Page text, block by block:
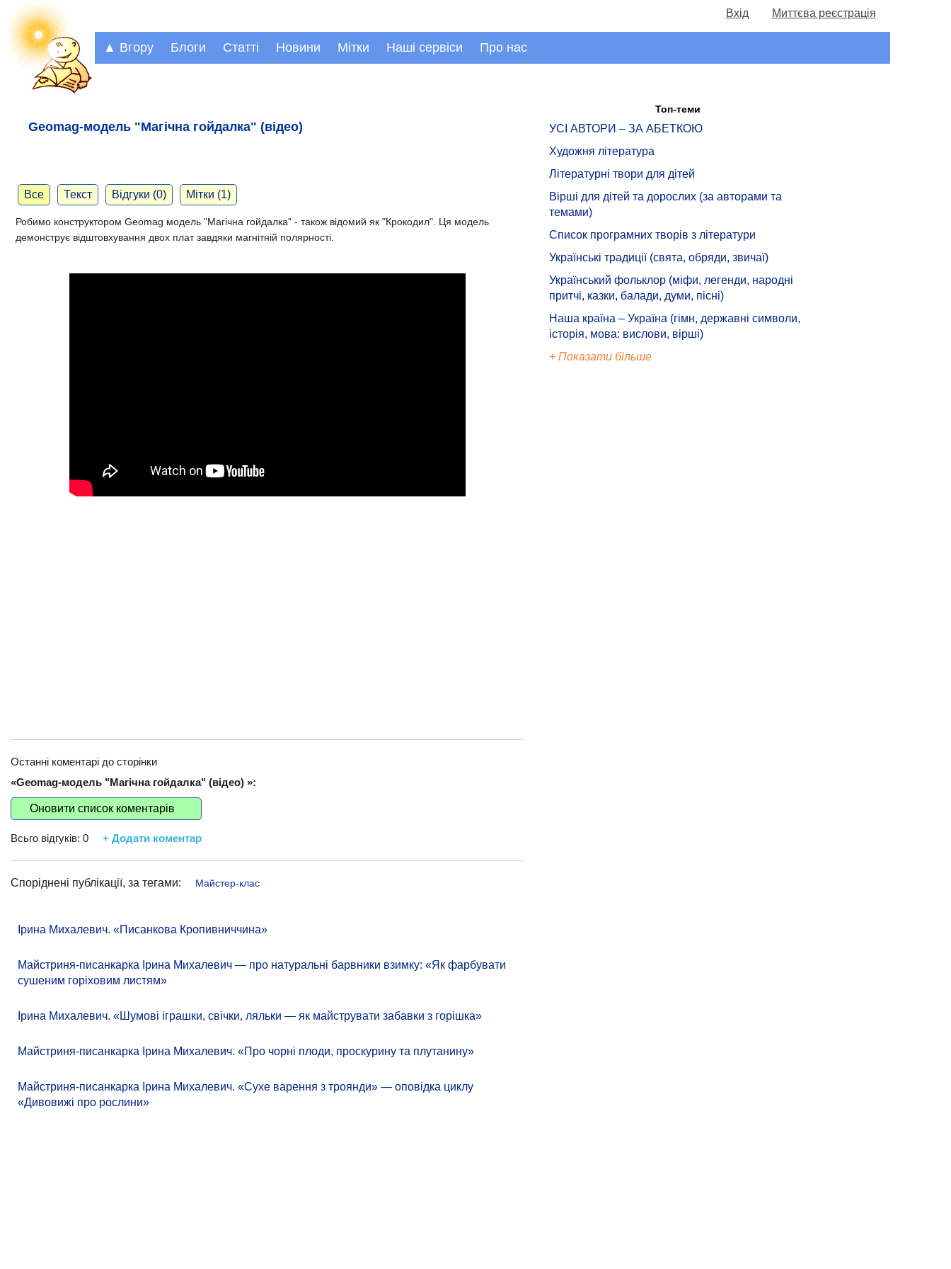
Вхід Миттєва реєстрація
▲ Вгору Блоги Статті Новини Мітки Наші сервіси Про нас
Geomag-модель "Магічна гойдалка" (відео)
Все Текст Відгуки (0) Мітки (1)
Робимо конструктором Geomag модель "Магічна гойдалка" - також відомий як "Крокодил". Ця модель
демонструє відштовхування двох плат завдяки магнітній полярності.
Останні коментарі до сторінки
«Geomag-модель "Магічна гойдалка" (відео) »:
Оновити список коментарів
Всьго відгуків: 0 + Додати коментар
Споріднені публікації, за тегами: Майстер-клас
Ірина Михалевич. «Писанкова Кропивниччина»
Майстриня-писанкарка Ірина Михалевич — про натуральні барвники взимку: «Як фарбувати
сушеним горіховим листям»
Ірина Михалевич. «Шумові іграшки, свічки, ляльки — як майструвати забавки з горішка»
Майстриня-писанкарка Ірина Михалевич. «Про чорні плоди, проскурину та плутанину»
Майстриня-писанкарка Ірина Михалевич. «Сухе варення з троянди» — оповідка циклу
«Дивовижі про рослини»
Топ-теми
УСІ АВТОРИ – ЗА АБЕТКОЮ
Художня література
Літературні твори для дітей
Вірші для дітей та дорослих (за авторами та
темами)
Список програмних творів з літератури
Українські традиції (свята, обряди, звичаї)
Український фольклор (міфи, легенди, народні
притчі, казки, балади, думи, пісні)
Наша країна – Україна (гімн, державні символи,
історія, мова: вислови, вірші)
+ Показати більше